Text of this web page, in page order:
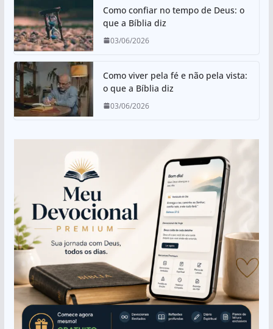
Como confiar no tempo de Deus: o
que a Bíblia diz
03/06/2026
Como viver pela fé e não pela vista:
o que a Bíblia diz
03/06/2026